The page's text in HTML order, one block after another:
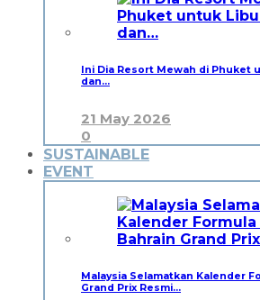
Ini Dia Resort Mewah di Phuket
dan…
21 May 2026
0
SUSTAINABLE
EVENT
Malaysia Selamatkan Kalender
Grand Prix Resmi…